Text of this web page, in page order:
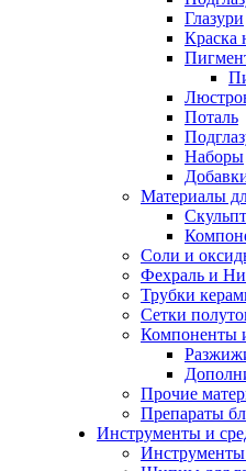
Глазури
Краска
Поталь
Наборы
Материалы
Соли и
Фехраль и
Трубки
Сетки
Компоненты
Прочие
Препараты
Инструменты и
Инструменты